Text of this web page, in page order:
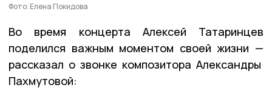
Фото: Елена Покидова
Во время концерта Алексей Татаринцев
поделился важным моментом своей жизни —
рассказал о звонке композитора Александры
Пахмутовой: